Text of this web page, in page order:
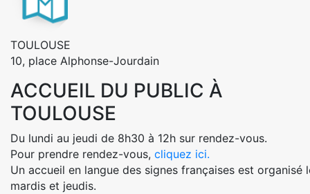
TOULOUSE
10, place Alphonse-Jourdain
ACCUEIL DU PUBLIC À
TOULOUSE
Du lundi au jeudi de 8h30 à 12h sur rendez-vous.
Pour prendre rendez-vous, cliquez ici.
Un accueil en langue des signes françaises est organisé
mardis et jeudis.